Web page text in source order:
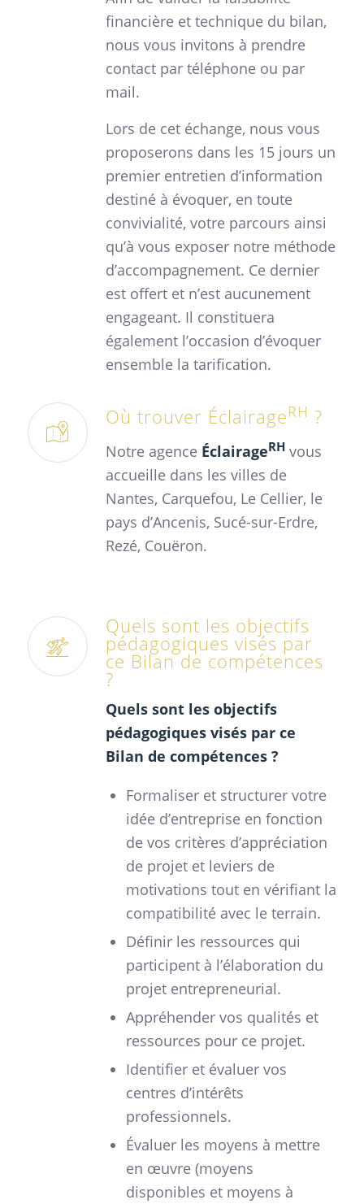
financière et technique du bilan,
nous vous invitons à prendre
contact par téléphone ou par
mail.
Lors de cet échange, nous vous
proposerons dans les 15 jours un
premier entretien d’information
destiné à évoquer, en toute
convivialité, votre parcours ainsi
qu’à vous exposer notre méthode
d’accompagnement. Ce dernier
est offert et n’est aucunement
engageant. Il constituera
également l’occasion d’évoquer
ensemble la tarification.
Où trouver ÉclairageRH ?
Notre agence ÉclairageRHvous
accueille dans les villes de
Nantes, Carquefou, Le Cellier, le
pays d’Ancenis, Sucé-sur-Erdre,
Rezé, Couëron.
Quels sont les objectifs
pédagogiques visés par
ce Bilan de compétences
?
Quels sont les objectifs
pédagogiques visés par ce
Bilan de compétences ?
Formaliser et structurer votre
idée d’entreprise en fonction
de vos critères d’appréciation
de projet et leviers de
motivations tout en vérifiant la
compatibilité avec le terrain.
Définir les ressources qui
participent à l’élaboration du
projet entrepreneurial.
Appréhender vos qualités et
ressources pour ce projet.
Identifier et évaluer vos
centres d’intérêts
professionnels.
Évaluer les moyens à mettre
en œuvre (moyens
disponibles et moyens à